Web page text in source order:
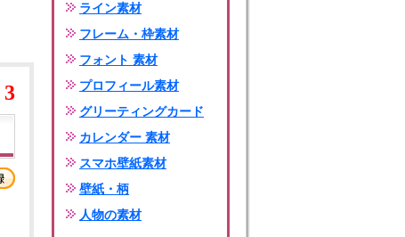
3
ライン素材
フレーム・枠素材
フォント 素材
プロフィール素材
グリーティングカード
カレンダー 素材
スマホ壁紙素材
壁紙・柄
人物の素材